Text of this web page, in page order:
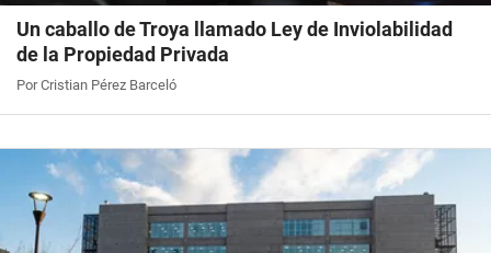
Un caballo de Troya llamado Ley de Inviolabilidad
de la Propiedad Privada
Por Cristian Pérez Barceló